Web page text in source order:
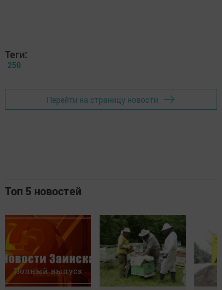
Теги:
250
Перейти на страницу новости
Топ 5 новостей